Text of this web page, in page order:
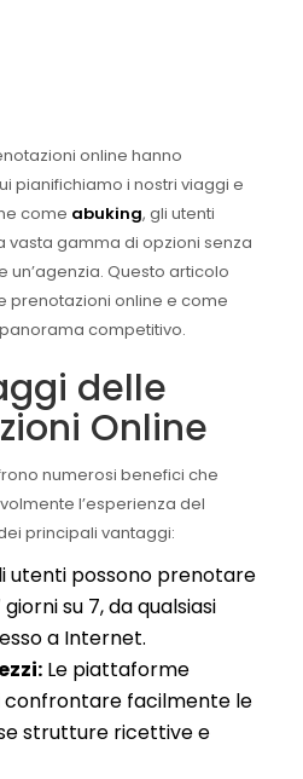
online hanno
pianifichiamo i nostri viaggi e
come abuking, gli utenti
gamma di opzioni senza
Questo articolo
prenotazioni online e come
competitivo.
delle
Online
numerosi benefici che
l’esperienza del
principali vantaggi:
utenti possono prenotare
su 7, da qualsiasi
a Internet.
Le piattaforme
confrontare facilmente le
strutture ricettive e